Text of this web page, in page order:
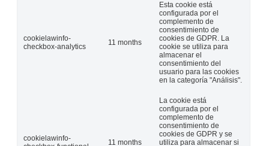
cookielawinfo-
checkbox-analytics
11 months
Esta cookie está
configurada por el
complemento de
consentimiento de
cookies de GDPR. La
cookie se utiliza para
almacenar el
consentimiento del
usuario para las cookies
en la categoría "Análisis".
cookielawinfo-
11 months
La cookie está
configurada por el
complemento de
consentimiento de
cookies de GDPR y se
utiliza para almacenar si